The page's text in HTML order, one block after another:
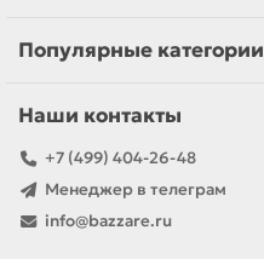
Популярные категории
Наши контакты
+7 (499) 404-26-48
Менеджер в телеграм
info@bazzare.ru